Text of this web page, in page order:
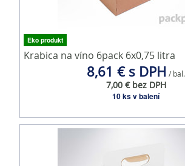
Eko produkt
Krabica na víno 6pack 6x0,75 litra
8,61 € s DPH / bal.
7,00 € bez DPH
10 ks v balení